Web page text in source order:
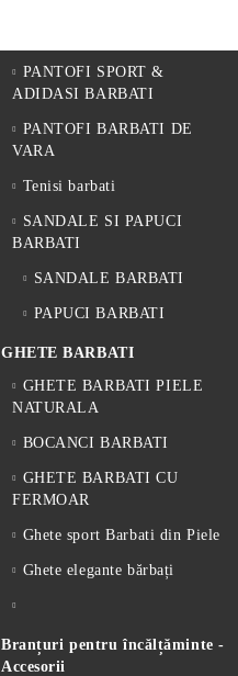
PANTOFI SPORT &
ADIDASI BARBATI
PANTOFI BARBATI DE
VARA
Tenisi barbati
SANDALE SI PAPUCI
BARBATI
SANDALE BARBATI
PAPUCI BARBATI
GHETE BARBATI
GHETE BARBATI PIELE
NATURALA
BOCANCI BARBATI
GHETE BARBATI CU
FERMOAR
Ghete sport Barbati din Piele
Ghete elegante bărbați
Branțuri pentru încălțăminte -
Accesorii